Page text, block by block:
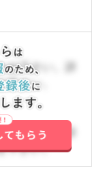
せ下さい。詳
下さい。
せ下さい。詳
下さい。